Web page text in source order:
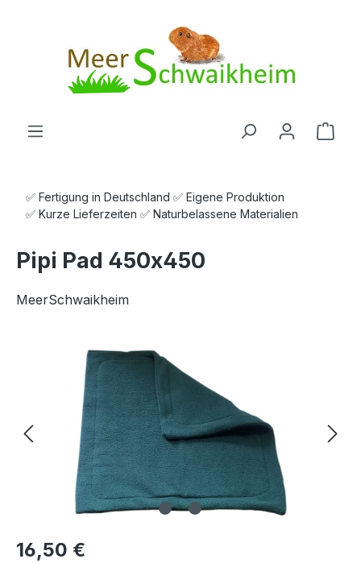
✅ Fertigung in Deutschland ✅ Eigene Produktion
✅ Kurze Lieferzeiten ✅ Naturbelassene Materialien
Pipi Pad 450x450
MeerSchwaikheim
Bildergalerie überspringen
16,50 €